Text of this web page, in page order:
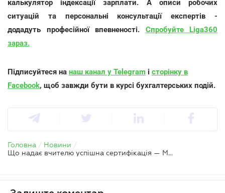
калькулятор індексації зарплати. А описи робочих
ситуацій та персональні консультації експертів -
додадуть професійної впевненості. Спробуйте Liga360
зараз.
Підписуйтеся на наш канал у Telegram і сторінку в
Facebook, щоб завжди бути в курсі бухгалтерських подій.
Головна / Новини /
Що надає вчителю успішна сертифікація — МОН